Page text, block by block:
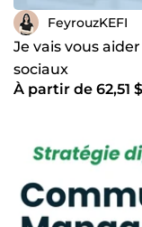
FeyrouzKEFI
Je vais vous
sociaux
À partir de 62,51